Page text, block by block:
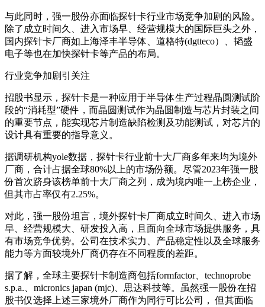
与此同时，强一股份亦面临探针卡行业市场竞争加剧的风险。
除了成立时间久、进入市场早、经营规模大的国际巨头之外，
国内探针卡厂商如上海泽丰半导体、道格特(dgtteco）、韬盛
电子等也在加快探针卡等产品的布局。
行业竞争加剧引关注
招股书显示，探针卡是一种应用于半导体生产过程晶圆测试阶
段的“消耗型”硬件，而晶圆测试作为晶圆制造与芯片封装之间
的重要节点，能实现芯片制造缺陷检测及功能测试，对芯片的
设计具有重要的指导意义。
据调研机构yole数据，探针卡行业前十大厂商多年来均为境外
厂商，合计占据全球80%以上的市场份额。尽管2023年强一股
份首次跻身该榜单前十大厂商之列，成为境内唯一上榜企业，
但其市占率仅有2.25%。
对此，强一股份坦言，境外探针卡厂商成立时间久、进入市场
早、经营规模大、研发投入高，且面向全球市场提供服务，具
有市场竞争优势。公司在技术实力、产品稳定性以及全球服务
能力等方面较境外厂商仍存在不同程度的差距。
据了解，全球主要探针卡制造商包括formfactor、technoprobe
s.p.a.、micronics japan (mjc)、思达科技等。虽然强一股份在招
股书仅选择上述三家境外厂商作为同行可比公司， 但其面临